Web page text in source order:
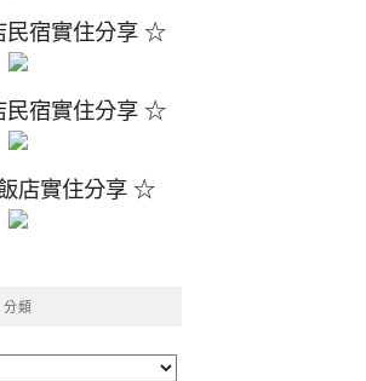
民宿實住分享 ☆
民宿實住分享 ☆
店實住分享 ☆
分類